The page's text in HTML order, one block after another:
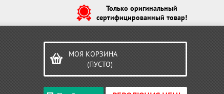
Только оригинальный
сертифицированный товар!
МОЯ КОРЗИНА
(ПУСТО)